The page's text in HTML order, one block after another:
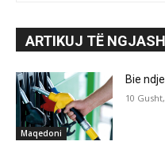
ARTIKUJ TË
Maqedoni
Bie
10